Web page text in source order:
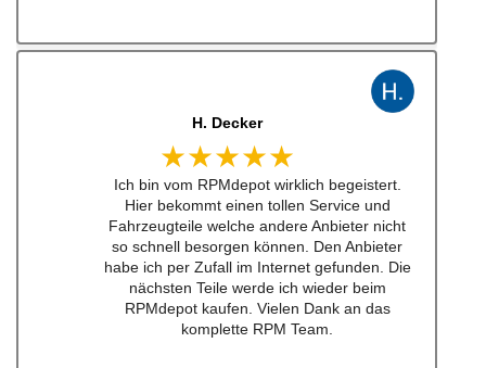
J. B
★★★★★
Kann man zu 100% empfehlen. Habe einen
Schalthebel für einen w201 16v besteht.
Lieferung schnell und Konversation top.
Qualität der Teile ist wirklich top!!!
Empfehe ich sehr gerne weiter.
Ich werde bei zukünftigen Projekten hier als
erstes schauen. Mega Auswahl!
Immer gerne wieder:-)